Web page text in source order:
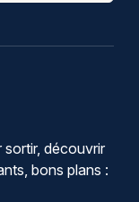
découvrir
bons plans :